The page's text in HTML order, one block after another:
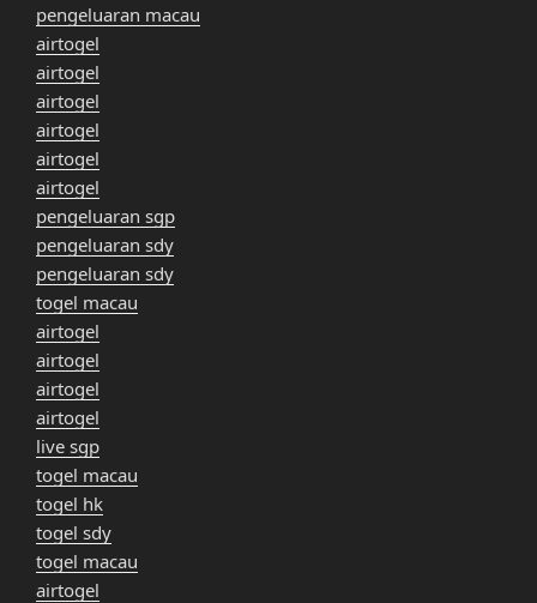
pengeluaran macau
airtogel
airtogel
airtogel
airtogel
airtogel
airtogel
pengeluaran sgp
pengeluaran sdy
pengeluaran sdy
togel macau
airtogel
airtogel
airtogel
airtogel
live sgp
togel macau
togel hk
togel sdy
togel macau
airtogel